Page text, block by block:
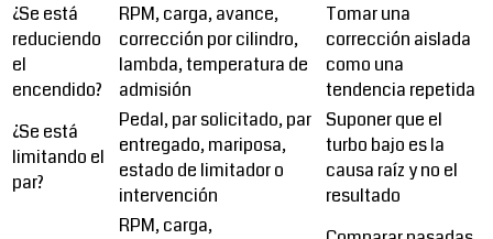
¿Se está
reduciendo
el
encendido?
RPM, carga, avance,
corrección por cilindro,
lambda, temperatura de
admisión
Tomar una
corrección aislada
como una
tendencia repetida
¿Se está
limitando el
par?
Pedal, par solicitado, par
entregado, mariposa,
estado de limitador o
intervención
Suponer que el
turbo bajo es la
causa raíz y no el
resultado
RPM, carga,